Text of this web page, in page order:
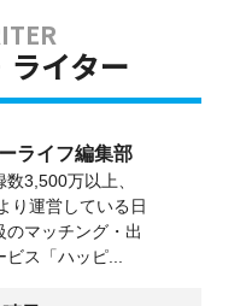
ライター
ライフ編集部
数3,500万以上、
り運営している日
のマッチング・出
ス「ハッピ...